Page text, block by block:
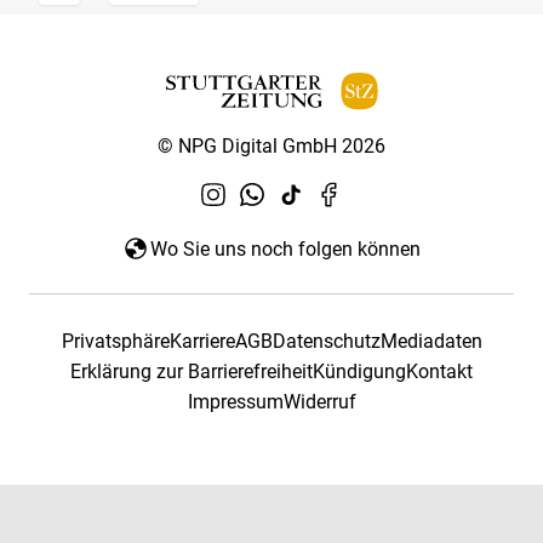
© NPG Digital GmbH 2026
Wo Sie uns noch folgen können
PrivatsphäreKarriereAGBDatenschutzMediadaten
Erklärung zur BarrierefreiheitKündigungKontakt
ImpressumWiderruf